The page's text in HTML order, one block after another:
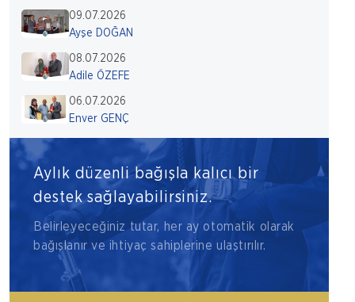
09.07.2026
Ayşe DOĞAN
08.07.2026
Adile ÖZEFE
06.07.2026
Enver GENÇ
Aylık düzenli bağışla kalıcı bir
destek sağlayabilirsiniz.
Belirleyeceğiniz tutar, her ay otomatik olarak
bağışlanır ve ihtiyaç sahiplerine ulaştırılır.